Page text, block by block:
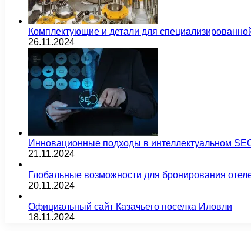
Комплектующие и детали для
26.11.2024
Инновационные подходы в интеллектуальном
21.11.2024
Глобальные возможности для бронирования
20.11.2024
Официальный сайт Казачьего поселка Иловли
18.11.2024